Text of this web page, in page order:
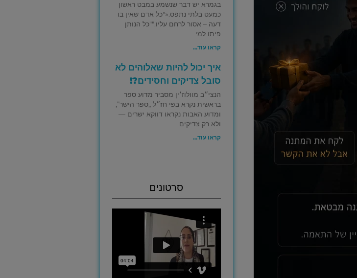
בגמרא יש דבר שנשמע במבט ראשון
כמעט בלתי נתפס.«"כל אדם שאין בו
דעה – אסור לרחם עליו.""כל הנותן
פיתו למי
קראו עוד...
איך יכול להיות שאלוהים לא
סובל צדיקים וחסידים?!
הנצי״ב מוולוז׳ין מסביר מדוע ספר
בראשית נקרא בפי חז״ל „ספר הישר”,
ומדוע האבות נקראו דווקא ישרים —
ולא רק צדיקים
קראו עוד...
סרטונים